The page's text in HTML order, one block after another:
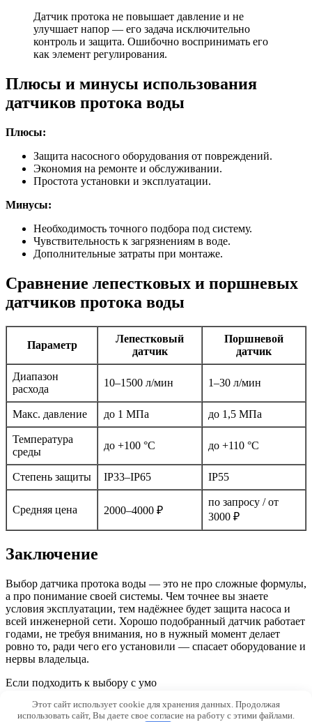
Датчик протока не повышает давление и не
улучшает напор — его задача исключительно
контроль и защита. Ошибочно воспринимать его
как элемент регулирования.
Плюсы и минусы использования
датчиков протока воды
Плюсы:
Защита насосного оборудования от повреждений.
Экономия на ремонте и обслуживании.
Простота установки и эксплуатации.
Минусы:
Необходимость точного подбора под систему.
Чувствительность к загрязнениям в воде.
Дополнительные затраты при монтаже.
Сравнение лепестковых и поршневых
датчиков протока воды
Параметр
Лепестковый
датчик
Поршневой
датчик
Диапазон
расхода
10–1500 л/мин 1–30 л/мин
Макс. давление до 1 МПа до 1,5 МПа
Температура
среды
до +100 °C до +110 °C
Степень защиты IP33–IP65 IP55
Средняя цена 2000–4000 ₽
по запросу / от
3000 ₽
Заключение
Выбор датчика протока воды — это не про сложные формулы,
а про понимание своей системы. Чем точнее вы знаете
условия эксплуатации, тем надёжнее будет защита насоса и
всей инженерной сети. Хорошо подобранный датчик работает
годами, не требуя внимания, но в нужный момент делает
ровно то, ради чего его установили — спасает оборудование и
нервы владельца.
Если подходить к выбору с умо
© 2026 Silikat18.ru
Этот сайт использует cookie для хранения данных. Продолжая
использовать сайт, Вы даете свое согласие на работу с этими файлами.